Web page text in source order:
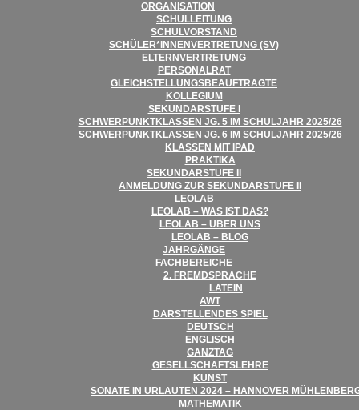
ORGA­NI­SA­TION
SCHUL­LEI­TUNG
SCHUL­VOR­STAND
SCHÜLER*INNENVERTRETUNG (SV)
ELTERN­VER­TRE­TUNG
PER­SO­NAL­RAT
GLEICH­STEL­LUNGS­BE­AUF­TRAGTE
KOL­LE­GIUM
SEKUN­DAR­STUFE I
SCHWER­PUNKT­KLAS­SEN JG. 5 IM SCHUL­JAHR 2025/​​26
SCHWER­PUNKT­KLAS­SEN JG. 6 IM SCHUL­JAHR 2025/​​26
KLAS­SEN MIT IPAD
PRAK­TIKA
SEKUN­DAR­STUFE II
ANMEL­DUNG ZUR SEKUN­DAR­STUFE II
LEO­LAB
LEO­LAB – WAS IST DAS?
LEO­LAB – ÜBER UNS
LEO­LAB – BLOG
JAHR­GÄNGE
FACH­BE­REI­CHE
2. FREMD­SPRA­CHE
LATEIN
AWT
DAR­STEL­LEN­DES SPIEL
DEUTSCH
ENG­LISCH
GANZ­TAG
GESELL­SCHAFTS­LEHRE
KUNST
SONATE IN URLAU­TEN 2024 – HAN­NO­VER
MATHE­MA­TIK